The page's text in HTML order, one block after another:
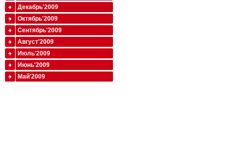
Декабрь'2009
Октябрь'2009
Сентябрь'2009
Август'2009
Июль'2009
Июнь'2009
Май'2009